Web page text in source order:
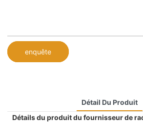
enquête
Détail Du Produit
Détails du produit du fournisseur de